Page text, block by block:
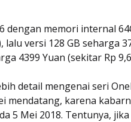
dengan memori internal
lalu versi 128 GB seharga
4399 Yuan (sekitar Rp
detail mengenai seri
mendatang, karena
5 Mei 2018. Tentunya,